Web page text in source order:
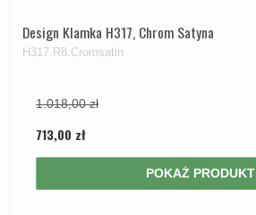
Design Klamka H317, Chrom Satyna
H317.R8.Cromsatin
1.018,00 zł
713,00 zł
POKAŻ PRODUKT